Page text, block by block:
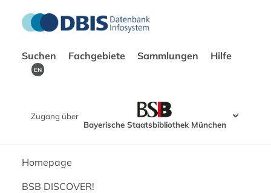
Suchen Fachgebiete Sammlungen Hilfe
EN
Zugang über
Bayerische Staatsbibliothek München
Homepage
BSB DISCOVER!